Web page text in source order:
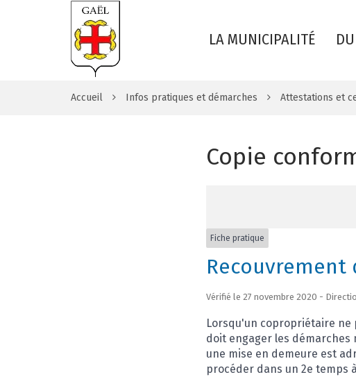
LA MUNICIPALITÉ
Accueil Infos pratiques et démarches Attestations et
Copie
Fiche pratique
Recouvrement
Vérifié le 27 novembre 2020 -
Lorsqu'un copropriétaire ne
doit engager les démarches
une mise en demeure est
procéder dans un 2e temps